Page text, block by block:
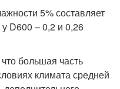
5% составляет
D600 – 0,2 и 0,26
большая часть
климата средней